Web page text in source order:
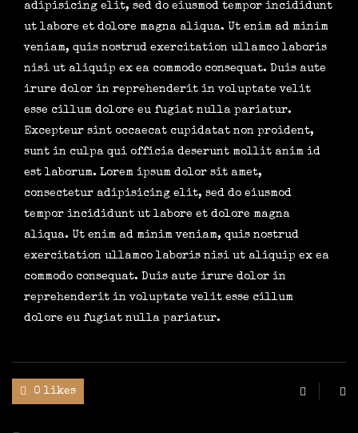
adipisicing elit, sed do eiusmod tempor incididunt
ut labore et dolore magna aliqua. Ut enim ad minim
veniam, quis nostrud exercitation ullamco laboris
nisi ut aliquip ex ea commodo consequat. Duis aute
irure dolor in reprehenderit in voluptate velit
esse cillum dolore eu fugiat nulla pariatur.
Excepteur sint occaecat cupidatat non proident,
sunt in culpa qui officia deserunt mollit anim id
est laborum. Lorem ipsum dolor sit amet,
consectetur adipisicing elit, sed do eiusmod
tempor incididunt ut labore et dolore magna
aliqua. Ut enim ad minim veniam, quis nostrud
exercitation ullamco laboris nisi ut aliquip ex ea
commodo consequat. Duis aute irure dolor in
reprehenderit in voluptate velit esse cillum
dolore eu fugiat nulla pariatur.
0 likes